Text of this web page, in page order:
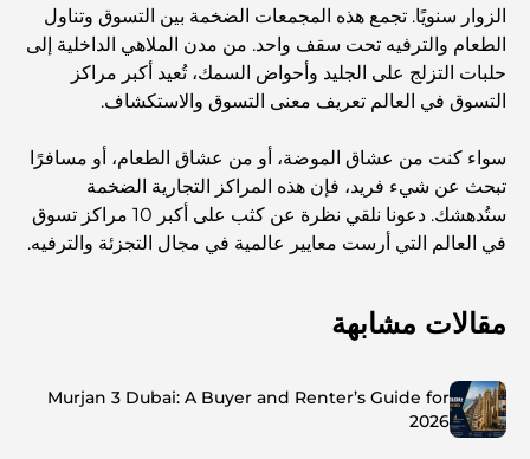
الزوار سنويًا. تجمع هذه المجمعات الضخمة بين التسوق وتناول
الطعام والترفيه تحت سقف واحد. من مدن الملاهي الداخلية إلى
حلبات التزلج على الجليد وأحواض السمك، تُعيد أكبر مراكز
التسوق في العالم تعريف معنى التسوق والاستكشاف.
سواء كنت من عشاق الموضة، أو من عشاق الطعام، أو مسافرًا
تبحث عن شيء فريد، فإن هذه المراكز التجارية الضخمة
ستُدهشك. دعونا نلقي نظرة عن كثب على أكبر 10 مراكز تسوق
في العالم التي أرست معايير عالمية في مجال التجزئة والترفيه.
مقالات مشابهة
Murjan 3 Dubai: A Buyer and Renter’s Guide for
2026